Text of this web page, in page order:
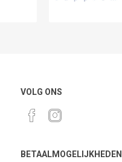
VOLG ONS
BETAALMOGELIJKHEDEN